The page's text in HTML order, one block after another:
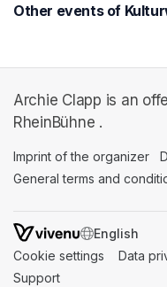
Other events of
Archie Clapp is an
RheinBühne .
Imprint of the organizer
General terms and
SWITCH
Cookie settings (opens in
Data
Support